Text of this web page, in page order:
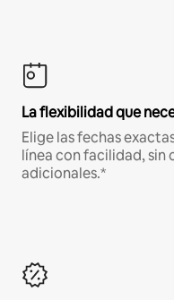
La flexibilidad que
Elige las fechas
línea con facilidad,
adicionales.*